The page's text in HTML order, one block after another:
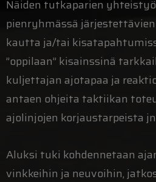
Näiden tutkaparien
pienryhmässä
kautta ja/tai
”oppilaan” kisainssinä
kuljettajan ajotapaa ja
antaen ohjeita taktiikan
ajolinjojen korjaustarpeista
Aluksi tuki kohdennetaan
vinkkeihin ja neuvoihin,